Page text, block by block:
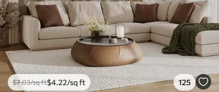
$7.03/sq ft$4 .22/sq ft 125